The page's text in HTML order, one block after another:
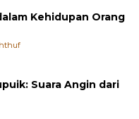
Kehidupan Orang
Suara Angin dari